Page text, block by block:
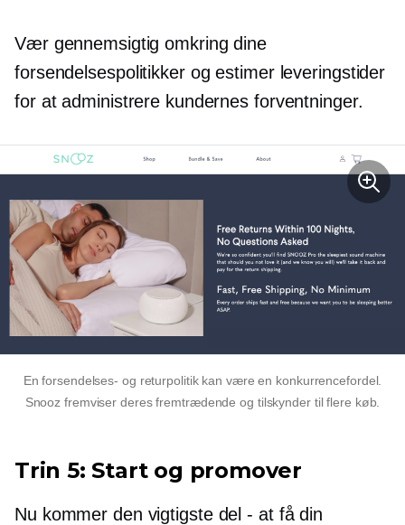
Vær gennemsigtig omkring dine
forsendelsespolitikker og estimer leveringstider
for at administrere kundernes forventninger.
En forsendelses- og returpolitik kan være en konkurrencefordel.
Snooz fremviser deres fremtrædende og tilskynder til flere køb.
Trin 5: Start og promover
Nu kommer den vigtigste del - at få din